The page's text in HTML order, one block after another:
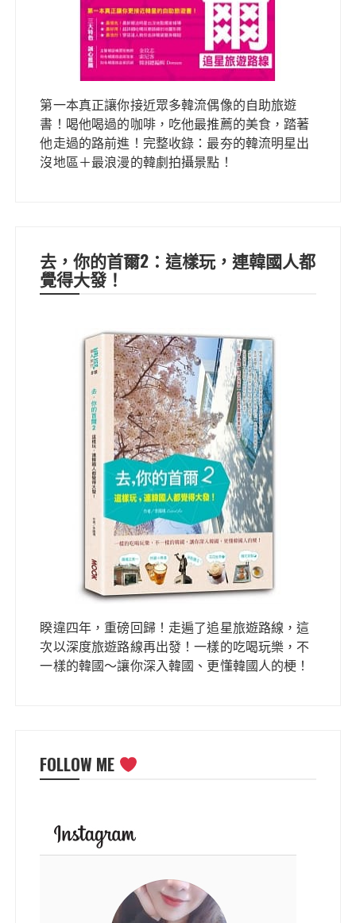
第一本真正讓你接近眾多韓流偶像的自助旅遊
書！喝他喝過的咖啡，吃他最推薦的美食，踏著
他走過的路前進！完整收錄：最夯的韓流明星出
沒地區＋最浪漫的韓劇拍攝景點！
去，你的首爾2：這樣玩，連韓國人都
覺得大發！
睽違四年，重磅回歸！走遍了追星旅遊路線，這
次以深度旅遊路線再出發！一樣的吃喝玩樂，不
一樣的韓國～讓你深入韓國、更懂韓國人的梗！
FOLLOW ME